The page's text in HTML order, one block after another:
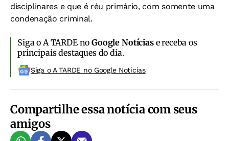
disciplinares e que é réu primário, com somente uma
condenação criminal.
Siga o A TARDE noGoogle Notíciase receba os
principais destaques do dia.
Siga o A TARDE no Google Noticias
Compartilhe essa notícia com seus
amigos